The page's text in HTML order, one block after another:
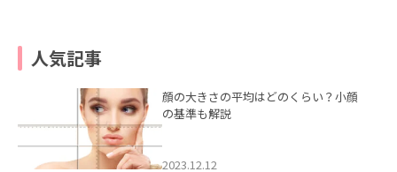
人気記事
顔の大きさの平均はどのくらい？小顔
の基準も解説
2023.12.12